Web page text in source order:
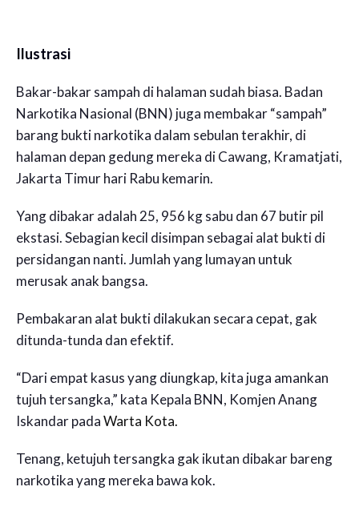
Ilustrasi
Bakar-bakar sampah di halaman sudah biasa. Badan
Narkotika Nasional (BNN) juga membakar “sampah”
barang bukti narkotika dalam sebulan terakhir, di
halaman depan gedung mereka di Cawang, Kramatjati,
Jakarta Timur hari Rabu kemarin.
Yang dibakar adalah 25, 956 kg sabu dan 67 butir pil
ekstasi. Sebagian kecil disimpan sebagai alat bukti di
persidangan nanti. Jumlah yang lumayan untuk
merusak anak bangsa.
Pembakaran alat bukti dilakukan secara cepat, gak
ditunda-tunda dan efektif.
“Dari empat kasus yang diungkap, kita juga amankan
tujuh tersangka,” kata Kepala BNN, Komjen Anang
Iskandar padaWarta Kota.
Tenang, ketujuh tersangka gak ikutan dibakar bareng
narkotika yang mereka bawa kok.